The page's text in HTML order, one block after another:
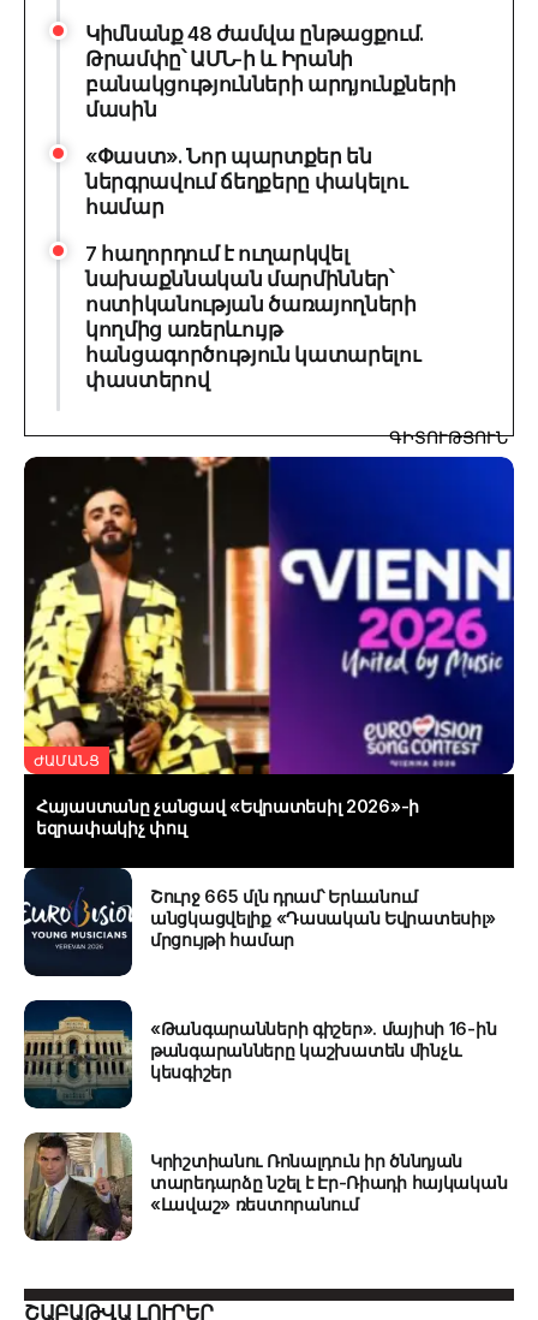
Կիմնանք 48 ժամվա ընթացքում.
Թրամփը՝ ԱՄՆ-ի և Իրանի
բանակցությունների արդյունքների
մասին
«Փաստ». Նոր պարտքեր են
ներգրավում ճեղքերը փակելու
համար
7 հաղորդում է ուղարկվել
նախաքննական մարմիններ՝
ոստիկանության ծառայողների
կողմից առերևույթ
հանցագործություն կատարելու
փաստերով
ՄՇԱԿՈՒՅԹ
ԳԻՏՈՒԹՅՈՒՆ
ԺԱՄԱՆՑ
Հայաստանը չանցավ «Եվրատեսիլ 2026»-ի
եզրափակիչ փուլ
Շուրջ 665 մլն դրամ՝ Երևանում
անցկացվելիք «Դասական Եվրատեսիլ»
մրցույթի համար
«Թանգարանների գիշեր». մայիսի 16-ին
թանգարանները կաշխատեն մինչև
կեսգիշեր
Կրիշտիանու Ռոնալդուն իր ծննդյան
տարեդարձը նշել է Էր-Ռիադի հայկական
«Լավաշ» ռեստորանում
ՇԱԲԱԹՎԱ ԼՈՒՐԵՐ